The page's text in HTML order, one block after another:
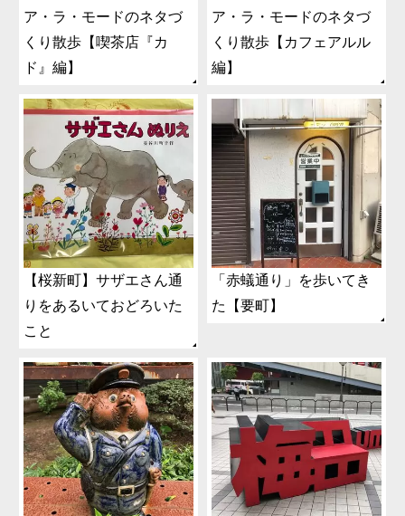
ア・ラ・モードのネタづ
くり散歩【喫茶店『カ
ド』編】
ア・ラ・モードのネタづ
くり散歩【カフェアルル
編】
【桜新町】サザエさん通
りをあるいておどろいた
こと
「赤蟻通り」を歩いてき
た【要町】